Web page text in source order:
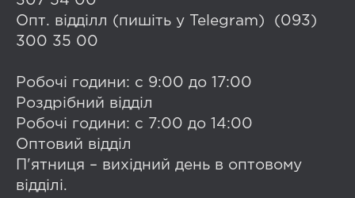
Опт. відділл (пишіть у Telegram) (093)
300 35 00
Робочі години: с 9:00 до 17:00
Роздрібний відділ
Робочі години: с 7:00 до 14:00
Оптовий відділ
П'ятниця – вихідний день в оптовому
відділі.